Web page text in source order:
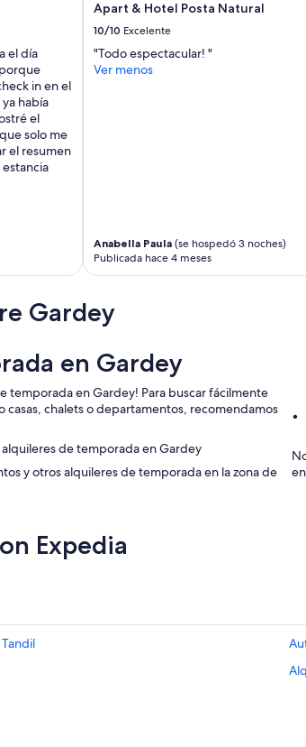
el día
in en el
había
el
solo me
el resumen
Apart & Hotel Posta Natural
10/10 Excelente
"Todo espectacular! "
Ver menos
Anabella Paula (se hospedó 3 noches)
Publicada hace 4 meses
Gardey
en Gardey
temporada en Gardey! Para buscar fácilmente
chalets o departamentos, recomendamos
de temporada en Gardey
y otros alquileres de temporada en la zona de
Expedia